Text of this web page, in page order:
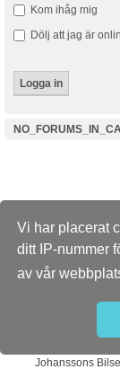
Vi har placerat
ditt IP-nummer
av vår
Kom ihåg mig
Dölj att jag är
Powered by
®
Swedish translation by
Style we_universal
Johanssons